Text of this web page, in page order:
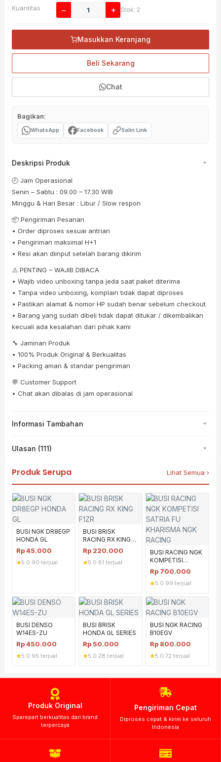
Kuantitas − + Stok: 2
Masukkan Keranjang
Beli Sekarang
Chat
Bagikan:
WhatsApp Facebook Salin Link
Deskripsi Produk
🕘 Jam Operasional
Senin – Sabtu : 09.00 – 17.30 WIB
Minggu & Hari Besar : Libur / Slow respon
📦 Pengiriman Pesanan
• Order diproses sesuai antrian
• Pengiriman maksimal H+1
• Resi akan diinput setelah barang dikirim
⚠️ PENTING – WAJIB DIBACA
• Wajib video unboxing tanpa jeda saat paket diterima
• Tanpa video unboxing, komplain tidak dapat diproses
• Pastikan alamat & nomor HP sudah benar sebelum checkout
• Barang yang sudah dibeli tidak dapat ditukar / dikembalikan
kecuali ada kesalahan dari pihak kami
🔧 Jaminan Produk
• 100% Produk Original & Berkualitas
• Packing aman & standar pengiriman
💬 Customer Support
• Chat akan dibalas di jam operasional
Informasi Tambahan
Ulasan (111)
Produk Serupa Lihat Semua ›
BUSI NGK DR8EGP
HONDA GL
Rp45.000
5.0 90 terjual
BUSI BRISK
RACING RX KING
F1ZR
Rp 220.000
5.0 81 terjual
BUSI RACING NGK
KOMPETISI
SATRIA FU
KHARISMA NGK
RACING
Rp 700.000
5.0 99 terjual
BUSI DENSO
W14ES-ZU
Rp450.000
5.0 95 terjual
BUSI BRISK
HONDA GL SERIES
Rp 50.000
5.0 28 terjual
BUSI NGK RACING
B10EGV
Rp 800.000
5.0 72 terjual
Produk Original
Sparepart berkualitas dari brand
terpercaya
Pengiriman Cepat
Diproses cepat & kirim ke seluruh
Indonesia